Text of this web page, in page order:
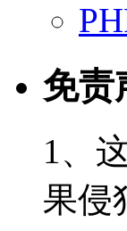
免责
1、
果侵